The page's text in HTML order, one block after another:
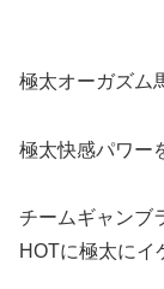
極太オーガズム
極太快感パワー
チームギャンブ
HOTに極太に